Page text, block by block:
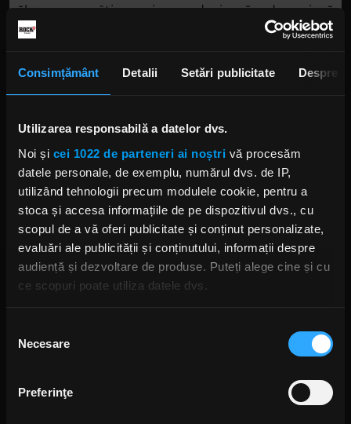
Consimțământ Detalii Setări publicitate Despre
Utilizarea responsabilă a datelor dvs.
Noi și cei 1022 de parteneri ai noștri vă procesăm
datele personale, de exemplu, numărul dvs. de IP,
utilizând tehnologii precum modulele cookie, pentru a
stoca și accesa informațiile de pe dispozitivul dvs., cu
scopul de a vă oferi publicitate și conținut personalizate,
evaluări ale publicității și conținutului, informații despre
audiență și dezvoltare de produse. Puteți alege cine și cu
ce scopuri poate utiliza datele dvs.
Să colectăm informațiile cu privire la locația dvs.
Să vă identificăm dispozitivul scanândul-l în mod
activ după caracteristici specifice (amprentare)
consimțământului
Necesare
Preferinţe
ăla, acum câțiva ani, am decis să adun și să
finalizez ce aveam”. Două alte exemple de piese
Coreya recunoscut că încă mai compunea
Corey Taylor
COREY TAYLOR COREY TAYLOR ALBUM SOLO CMFT
CMFT MUST BE STOPPED TURNEU SOLO COREY TAYLOR SLIPKNOT
STONE SOUR
Green Day a lansat un canal
YouTube cu transmisie non-stop